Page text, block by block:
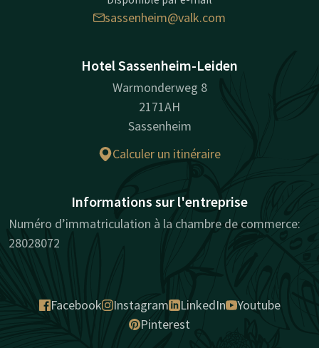
sassenheim@valk.com
Hotel Sassenheim-Leiden
Warmonderweg 8
2171AH
Sassenheim
Calculer un itinéraire
Informations sur l'entreprise
Numéro d’immatriculation à la chambre de commerce:
28028072
Facebook Instagram LinkedIn
Youtube
Pinterest